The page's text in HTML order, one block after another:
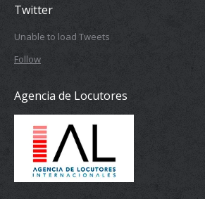
Twitter
Unable to load Tweets
Follow
Agencia de Locutores